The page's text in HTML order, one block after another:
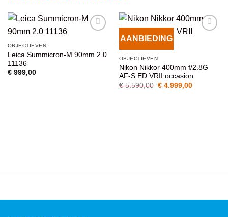
WENSENLIJST
OBJECTIEVEN
Leica Summicron-M 90mm 2.0
11136
€999,00
AANBIEDINGVOEG TOE
OBJECTIEVEN
Nikon Nikkor 400mm f/2.8G
AF-S ED VRII occasion
€5.590,00 Oorspronkelijke
€4.999,00Huidige